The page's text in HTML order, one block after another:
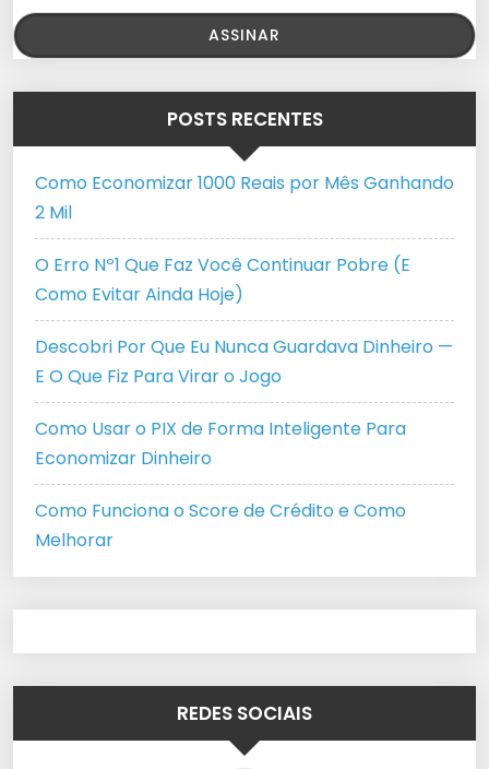
POSTS RECENTES
Como Economizar 1000 Reais por Mês Ganhando
2 Mil
O Erro Nº1 Que Faz Você Continuar Pobre (E
Como Evitar Ainda Hoje)
Descobri Por Que Eu Nunca Guardava Dinheiro —
E O Que Fiz Para Virar o Jogo
Como Usar o PIX de Forma Inteligente Para
Economizar Dinheiro
Como Funciona o Score de Crédito e Como
Melhorar
REDES SOCIAIS